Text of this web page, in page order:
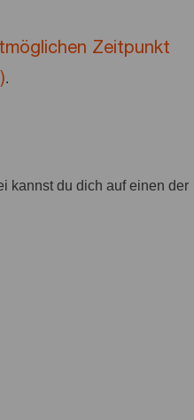
Zeitpunkt
.
kannst du dich auf einen der